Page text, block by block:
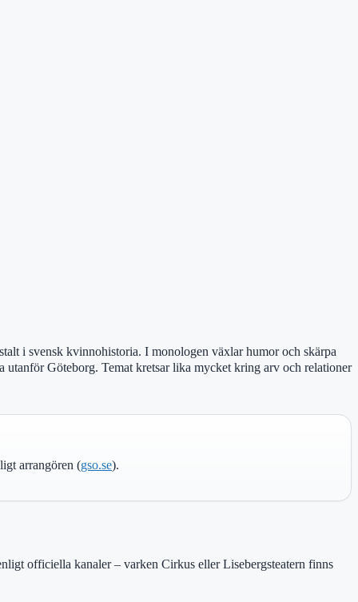
i svensk kvinnohistoria. I monologen växlar humor och skärpa
utanför Göteborg. Temat kretsar lika mycket kring arv och relationer
arrangören (gso.se).
officiella kanaler – varken Cirkus eller Lisebergsteatern finns